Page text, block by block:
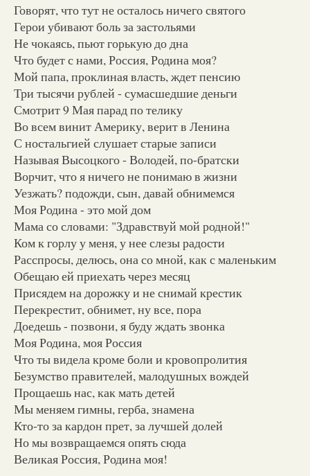
Говорят, что тут не осталось ничего святого
Герои убивают боль за застольями
Не чокаясь, пьют горькую до дна
Что будет с нами, Россия, Родина моя?
Мой папа, проклиная власть, ждет пенсию
Три тысячи рублей - сумасшедшие деньги
Смотрит 9 Мая парад по телику
Во всем винит Америку, верит в Ленина
С ностальгией слушает старые записи
Называя Высоцкого - Володей, по-братски
Ворчит, что я ничего не понимаю в жизни
Уезжать? подожди, сын, давай обнимемся
Моя Родина - это мой дом
Мама со словами: "Здравствуй мой родной!"
Ком к горлу у меня, у нее слезы радости
Расспросы, делюсь, она со мной, как с маленьким
Обещаю ей приехать через месяц
Присядем на дорожку и не снимай крестик
Перекрестит, обнимет, ну все, пора
Доедешь - позвони, я буду ждать звонка
Моя Родина, моя Россия
Что ты видела кроме боли и кровопролития
Безумство правителей, малодушных вождей
Прощаешь нас, как мать детей
Мы меняем гимны, герба, знамена
Кто-то за кардон прет, за лучшей долей
Но мы возвращаемся опять сюда
Великая Россия, Родина моя!